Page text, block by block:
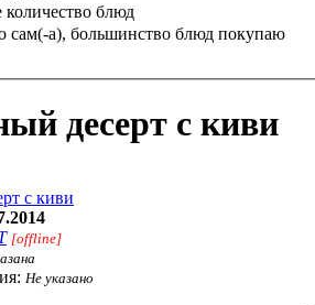
блюд
сам(-а), большинство блюд покупаю
десерт с киви
[offline]
Не указано